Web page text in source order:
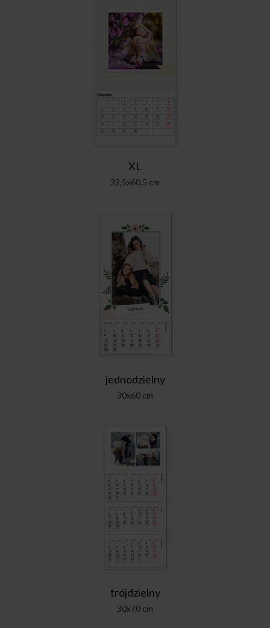
XL
32,5x60,5 cm
jednodzielny
30x60 cm
trójdzielny
30x70 cm